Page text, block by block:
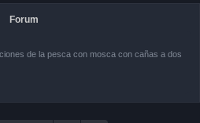
Forum
de la pesca con mosca con cañas a dos